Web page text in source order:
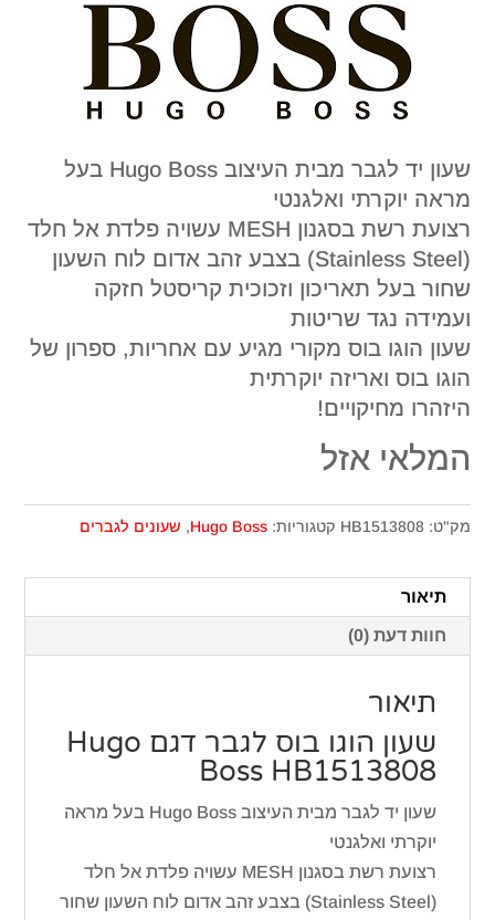
₪1,099.00.
₪685.00.
שעון יד לגבר מבית העיצוב Hugo Boss בעל
מראה יוקרתי ואלגנטי
רצועת רשת בסגנון MESH עשויה פלדת אל חלד
(Stainless Steel) בצבע זהב אדום לוח השעון
שחור בעל תאריכון וזכוכית קריסטל חזקה
ועמידה נגד שריטות
שעון הוגו בוס מקורי מגיע עם אחריות, ספרון של
הוגו בוס ואריזה יוקרתית
היזהרו מחיקויים!
המלאי אזל
מק"ט:HB1513808 קטגוריות:Hugo Boss
, שעונים לגברים
תיאור
חוות דעת (0)
תיאור
שעון הוגו בוס לגבר דגם Hugo
Boss HB1513808
שעון יד לגבר מבית העיצוב Hugo Boss בעל מראה
יוקרתי ואלגנטי
רצועת רשת בסגנון MESH עשויה פלדת אל חלד
(Stainless Steel) בצבע זהב אדום לוח השעון שחור